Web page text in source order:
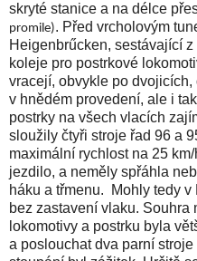
skryté stanice a na délce
promile). Před vrcholovým
Heigenbrűcken, sestávající
koleje pro postrkové
vracejí, obvykle po
v hnědém provedení, ale i
postrky na všech vlacích
sloužily čtyři stroje řad 96 a
maximální rychlost na 25
jezdilo, a neměly spřáhla
háku a třmenu. Mohly tedy v
bez zastavení vlaku.
lokomotivy a postrku byla
a poslouchat dva parní